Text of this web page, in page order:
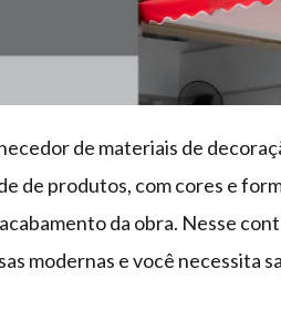
de materiais de
de produtos, com cores e
da obra. Nesse
modernas e você necessita